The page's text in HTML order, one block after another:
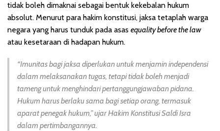
tidak boleh dimaknai sebagai bentuk kekebalan hukum
absolut. Menurut para hakim konstitusi, jaksa tetaplah warga
negara yang harus tunduk pada asas equality before the law
atau kesetaraan di hadapan hukum.
“Imunitas bagi jaksa diperlukan untuk menjamin independensi
dalam melaksanakan tugas, tetapi tidak boleh menjadi
tameng untuk menghindari pertanggungjawaban pidana.
Hukum harus berlaku sama bagi setiap orang, termasuk
aparat penegak hukum,” ujar Hakim Konstitusi Saldi Isra
dalam pertimbangannya.